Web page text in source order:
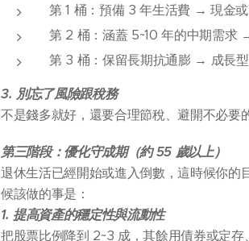
第 1 桶：預備 3 年生活費 → 現金
第 2 桶：涵蓋 5~10 年的中期需求
第 3 桶：保留長期抗通膨 → 成長
3. 別忘了風險跟稅務
不是錢多就好，還要合理節稅、避開不必要
第三階段：優化守成期（約 55 歲以上）
退休生活已經開始或進入倒數，這時候你
候該做的事是：
1. 提高資產的穩定性與流動性
把股票比例降到 2~3 成，其餘用債券或定存